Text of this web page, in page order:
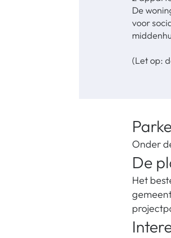
De
voor
(Let op:
Onder
De
Het